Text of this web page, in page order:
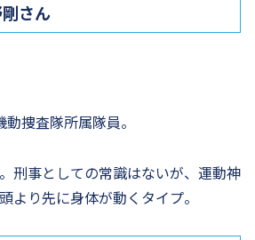
さん
捜査隊所属隊員。
刑事としての常識はないが、運動神
より先に身体が動くタイプ。